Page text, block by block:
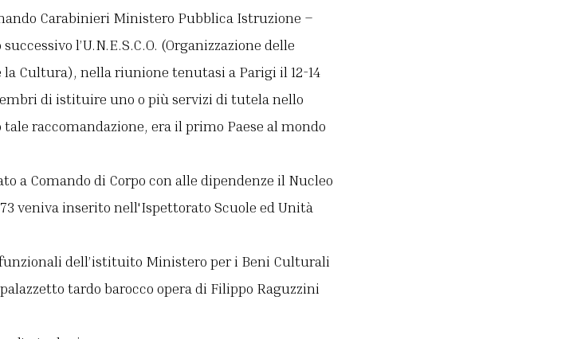
Carabinieri Ministero Pubblica Istruzione –
l’U.N.E.S.C.O. (Organizzazione delle
la Cultura), nella riunione tenutasi a Parigi il 12-14
di istituire uno o più servizi di tutela nello
raccomandazione, era il primo Paese al mondo
a Comando di Corpo con alle dipendenze il Nucleo
veniva inserito nell'Ispettorato Scuole ed Unità
dell’istituito Ministero per i Beni Culturali
tardo barocco opera di Filippo Raguzzini